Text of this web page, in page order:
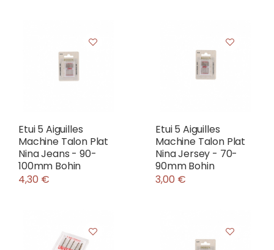
Etui 5 Aiguilles
Machine Talon Plat
Nina Jeans - 90-
100mm Bohin
4,30 €
Etui 5 Aiguilles
Machine Talon Plat
Nina Jersey - 70-
90mm Bohin
3,00 €